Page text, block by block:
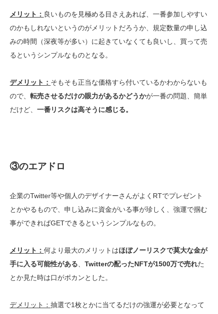
メリット： 良いものを見極める目さえあれば、一番参加しやすい
のかもしれないというのがメリットだろうか、規定数量の申し込
みの時間（深夜等が多い）に起きていなくても良いし、買って売
るというシンプルなものとなる。
デメリット： そもそも正当な価格すら付いているかわからないも
ので、 転売させるだけの眼力があるかどうかが一番の問題、簡単
だけど、 一番リスクは高そうに感じる。
③のエアドロ
企業のTwitter等や個人のデザイナーさんがよくRTでプレゼント
とかやるもので、申し込みに資金がいる事が珍しく、強運で掴む
事ができればGETできるというシンプルなもの。
メリット： 何より最大のメリットはほぼノーリスクで莫大な金が
手に入る可能性がある、 Twitterの配ったNFTが1500万で売れた
とか見た時は口がポカンとした。
デメリット： 抽選で1枚とかに当てるだけの強運が必要となって